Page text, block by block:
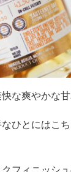
な爽やかな甘
ひとにはこ